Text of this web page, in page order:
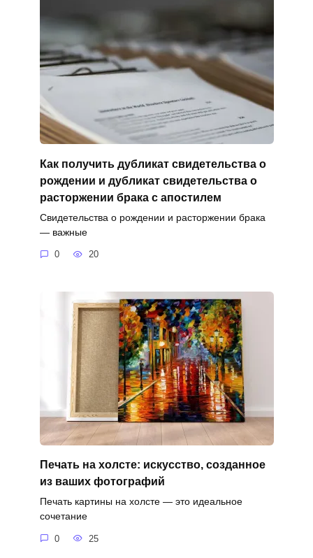
Как получить дубликат свидетельства о
рождении и дубликат свидетельства о
расторжении брака с апостилем
Свидетельства о рождении и расторжении брака
— важные
0 20
Печать на холсте: искусство, созданное
из ваших фотографий
Печать картины на холсте — это идеальное
сочетание
0 25